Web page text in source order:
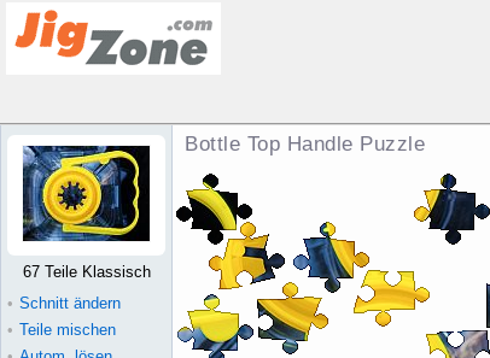
Bottle Top Handle Puzzle
67 Teile Klassisch
• Schnitt ändern
• Teile mischen